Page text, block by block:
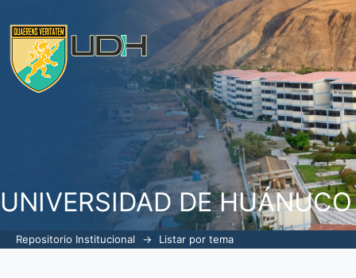
UNIVERSIDAD DE HUÁNUCO
Repositorio Institucional → Listar por tema